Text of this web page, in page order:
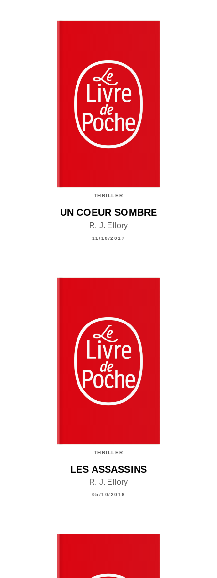
THRILLER
UN COEUR SOMBRE
R. J. Ellory
11/10/2017
THRILLER
LES ASSASSINS
R. J. Ellory
05/10/2016